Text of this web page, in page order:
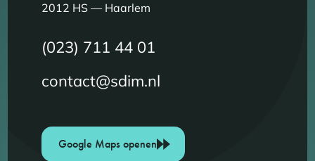
2012 HS — Haarlem
(023) 711 44 01
contact@sdim.nl
Google Maps openen